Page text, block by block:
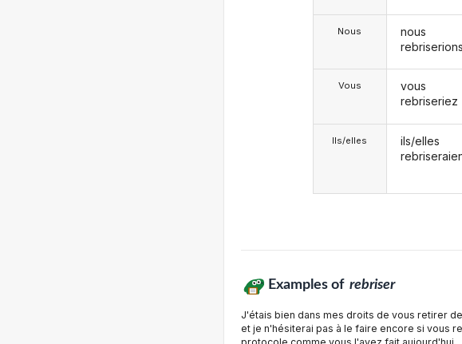
Nous
Vous
Ils/elles
nous
rebriserions
vous
rebriseriez
ils/elles
Examples of rebriser
J'étais bien dans mes droits de vous retirer
et je n'hésiterai pas à le faire encore si vous